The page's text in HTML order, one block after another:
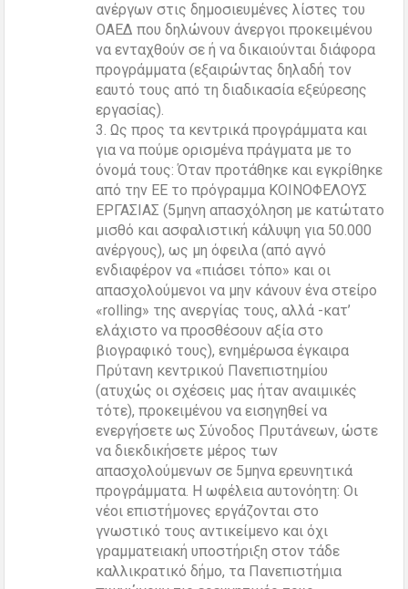
ανέργων στις δημοσιευμένες λίστες του
ΟΑΕΔ που δηλώνουν άνεργοι προκειμένου
να ενταχθούν σε ή να δικαιούνται διάφορα
προγράμματα (εξαιρώντας δηλαδή τον
εαυτό τους από τη διαδικασία εξεύρεσης
εργασίας).
3. Ως προς τα κεντρικά προγράμματα και
για να πούμε ορισμένα πράγματα με το
όνομά τους: Όταν προτάθηκε και εγκρίθηκε
από την ΕΕ το πρόγραμμα ΚΟΙΝΟΦΕΛΟΥΣ
ΕΡΓΑΣΙΑΣ (5μηνη απασχόληση με κατώτατο
μισθό και ασφαλιστική κάλυψη για 50.000
ανέργους), ως μη όφειλα (από αγνό
ενδιαφέρον να «πιάσει τόπο» και οι
απασχολούμενοι να μην κάνουν ένα στείρο
«rolling» της ανεργίας τους, αλλά -κατ’
ελάχιστο να προσθέσουν αξία στο
βιογραφικό τους), ενημέρωσα έγκαιρα
Πρύτανη κεντρικού Πανεπιστημίου
(ατυχώς οι σχέσεις μας ήταν αναιμικές
τότε), προκειμένου να εισηγηθεί να
ενεργήσετε ως Σύνοδος Πρυτάνεων, ώστε
να διεκδικήσετε μέρος των
απασχολούμενων σε 5μηνα ερευνητικά
προγράμματα. Η ωφέλεια αυτονόητη: Οι
νέοι επιστήμονες εργάζονται στο
γνωστικό τους αντικείμενο και όχι
γραμματειακή υποστήριξη στον τάδε
καλλικρατικό δήμο, τα Πανεπιστήμια